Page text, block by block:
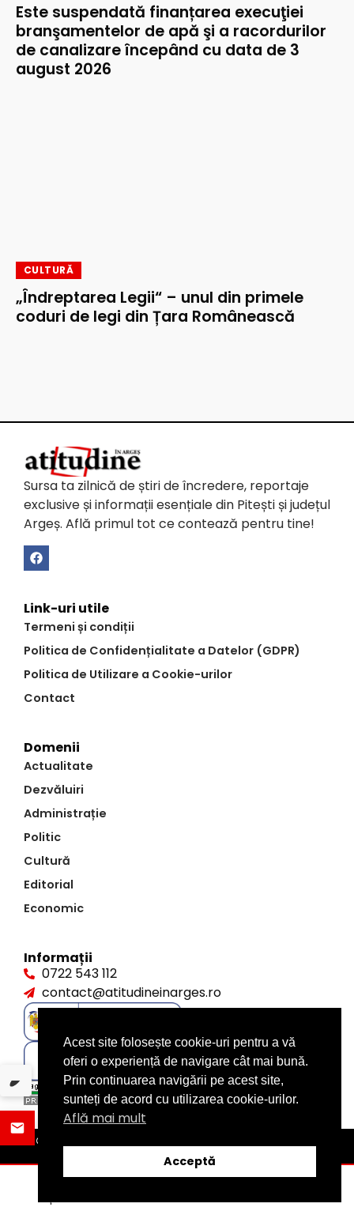
Este suspendată finanțarea execuţiei
branşamentelor de apă şi a racordurilor
de canalizare începând cu data de 3
august 2026
CULTURĂ
„Îndreptarea Legii“ – unul din primele
coduri de legi din Țara Românească
Sursa ta zilnică de știri de încredere, reportaje
exclusive și informații esențiale din Pitești și județul
Argeș. Află primul tot ce contează pentru tine!
Link-uri utile
Termeni și condiții
Politica de Confidențialitate a Datelor (GDPR)
Politica de Utilizare a Cookie-urilor
Contact
Domenii
Actualitate
Dezvăluiri
Administrație
Politic
Cultură
Editorial
Economic
Informații
0722 543 112
contact@atitudineinarges.ro
©2026 Atitudine în Argeș. Toate drepturile rezervate
design byXITE.ro
Acest site folosește cookie-uri pentru a vă
oferi o experiență de navigare cât mai bună.
Prin continuarea navigării pe acest site,
sunteți de acord cu utilizarea cookie-urilor.
Află mai mult
Acceptă